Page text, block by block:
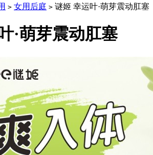
> 女用后庭 > 谜姬 幸运叶·萌芽震动肛塞
·萌芽震动肛塞